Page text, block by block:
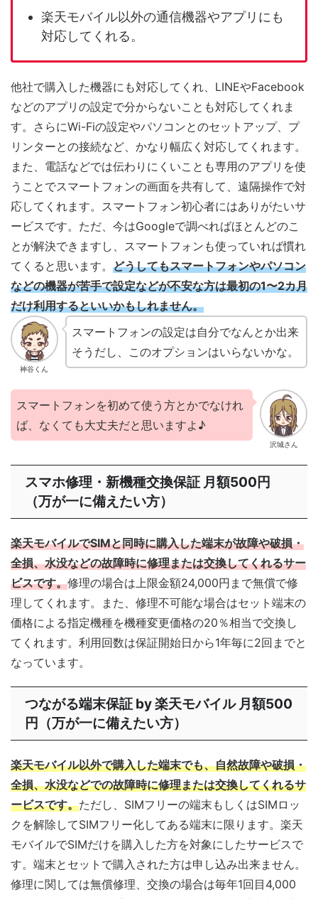
楽天モバイル以外の通信機器やアプリにも
対応してくれる。
他社で購入した機器にも対応してくれ、LINEやFacebook
などのアプリの設定で分からないことも対応してくれま
す。さらにWi-Fiの設定やパソコンとのセットアップ、プ
リンターとの接続など、かなり幅広く対応してくれます。
また、電話などでは伝わりにくいことも専用のアプリを使
うことでスマートフォンの画面を共有して、遠隔操作で対
応してくれます。スマートフォン初心者にはありがたいサ
ービスです。ただ、今はGoogleで調べればほとんどのこ
とが解決できますし、スマートフォンも使っていれば慣れ
てくると思います。 どうしてもスマートフォンやパソコン
などの機器が苦手で設定などが不安な方は最初の1〜2カ月
だけ利用するといいかもしれません。
神谷くん
スマートフォンの設定は自分でなんとか出来
そうだし、このオプションはいらないかな。
沢城さん
スマートフォンを初めて使う方とかでなけれ
ば、なくても大丈夫だと思いますよ♪
スマホ修理・新機種交換保証 月額500円
（万が一に備えたい方）
楽天モバイルでSIMと同時に購入した端末が故障や破損・
全損、水没などの故障時に修理または交換してくれるサー
ビスです。修理の場合は上限金額24,000円まで無償で修
理してくれます。また、修理不可能な場合はセット端末の
価格による指定機種を機種変更価格の20％相当で交換し
てくれます。利用回数は保証開始日から1年毎に2回までと
なっています。
つながる端末保証 by 楽天モバイル 月額500
円（万が一に備えたい方）
楽天モバイル以外で購入した端末でも、自然故障や破損・
全損、水没などでの故障時に修理または交換してくれるサ
ービスです。ただし、SIMフリーの端末もしくはSIMロッ
クを解除してSIMフリー化してある端末に限ります。楽天
モバイルでSIMだけを購入した方を対象にしたサービスで
す。端末とセットで購入された方は申し込み出来ません。
修理に関しては無償修理、交換の場合は毎年1回目4,000